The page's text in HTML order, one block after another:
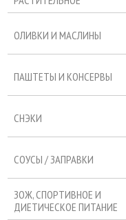
ОЛИВКИ И МАСЛИНЫ
ПАШТЕТЫ И КОНСЕРВЫ
СНЭКИ
СОУСЫ / ЗАПРАВКИ
ЗОЖ, СПОРТИВНОЕ И
ДИЕТИЧЕСКОЕ ПИТАНИЕ